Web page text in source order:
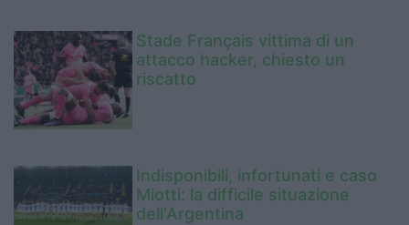
Stade Français vittima di un
attacco hacker, chiesto un
riscatto
Indisponibili, infortunati e caso
Miotti: la difficile situazione
dell'Argentina